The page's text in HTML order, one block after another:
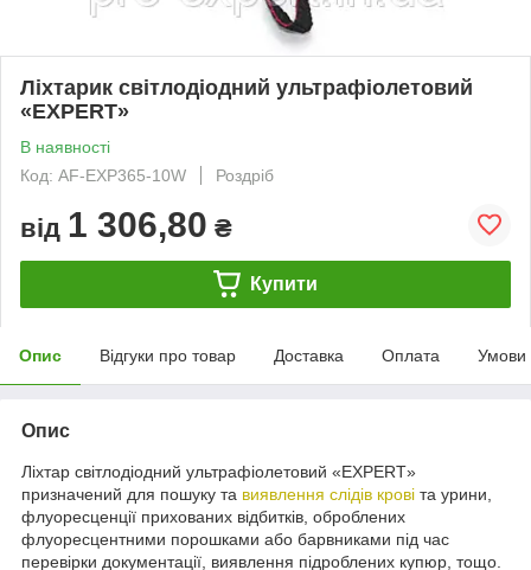
Ліхтарик світлодіодний ультрафіолетовий
«EXPERT»
В наявності
Код: AF-EXP365-10W
Роздріб
від 1 306,80 ₴
Купити
Опис Відгуки про товар Доставка Оплата Умови
Опис
Ліхтар світлодіодний ультрафіолетовий «EXPERT»
призначений для пошуку та виявлення слідів крові та урини,
флуоресценції прихованих відбитків, оброблених
флуоресцентними порошками або барвниками під час
перевірки документації, виявлення підроблених купюр, тощо.